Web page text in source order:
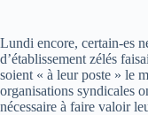
Lundi encore, certain-es
d’établissement zélés
soient « à leur poste » le
organisations syndicales
nécessaire à faire valoir